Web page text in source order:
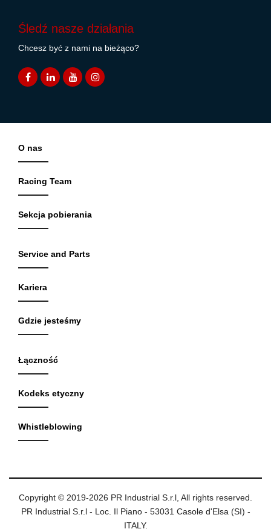
Śledź nasze działania
Chcesz być z nami na bieżąco?
O nas
Racing Team
Sekcja pobierania
Service and Parts
Kariera
Gdzie jesteśmy
Łączność
Kodeks etyczny
Whistleblowing
Copyright © 2019-2026 PR Industrial S.r.l, All rights reserved.
PR Industrial S.r.l - Loc. Il Piano - 53031 Casole d'Elsa (SI) -
ITALY.